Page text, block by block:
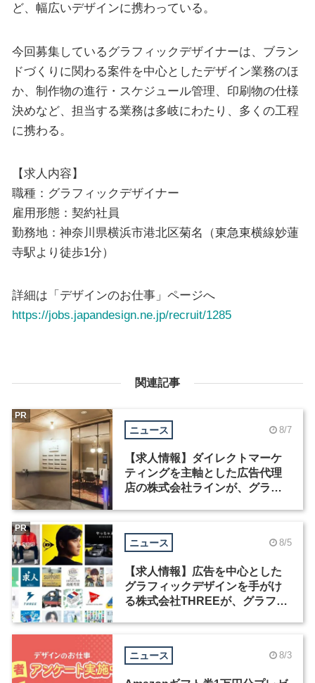
ど、幅広いデザインに携わっている。
今回募集しているグラフィックデザイナーは、ブラン
ドづくりに関わる案件を中心としたデザイン業務のほ
か、制作物の進行・スケジュール管理、印刷物の仕様
決めなど、担当する業務は多岐にわたり、多くの工程
に携わる。
【求人内容】
職種：グラフィックデザイナー
雇用形態：契約社員
勤務地：神奈川県横浜市港北区菊名（東急東横線妙蓮
寺駅より徒歩1分）
詳細は「デザインのお仕事」ページへ
https://jobs.japandesign.ne.jp/recruit/1285
関連記事
ニュース 8/7
【求人情報】ダイレクトマーケ
ティングを主軸とした広告代理
店の株式会社ラインが、グラフ
PR
ニュース 8/5
【求人情報】広告を中心とした
グラフィックデザインを手がけ
る株式会社THREEが、グラフィ
PR
ニュース 8/3